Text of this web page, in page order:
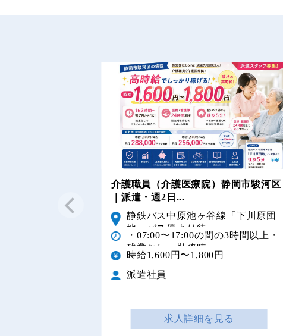
介護職員（介護医療院）静岡市駿河区
｜派遣・週2日...
静鉄バス中原池ヶ谷線「下川原団
地」バス停より徒...
・07:00〜17:00の間の3時間以上・
残業なし・勤務時...
時給1,600円〜1,800円
派遣社員
求人詳細を見る